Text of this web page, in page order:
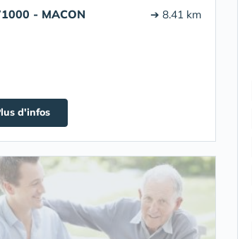
- MACON ➔ 8.41 km
d'infos